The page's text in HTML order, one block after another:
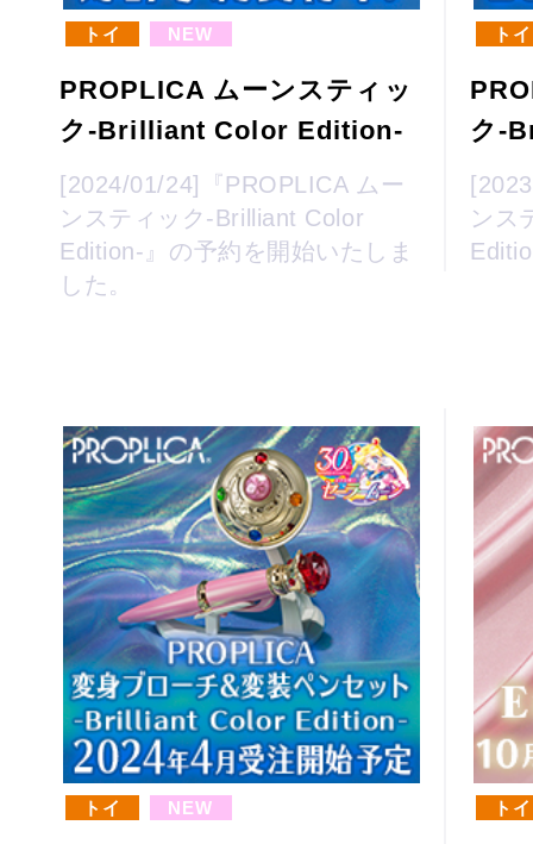
トイ NEW
PROPLICA ムーンスティッ
ク-Brilliant Color Edition-
[2024/01/24]『PROPLICA ムー
ンスティック-Brilliant Color
Edition-』の予約を開始いたしま
した。
トイ
ク-
ンス
トイ NEW トイ